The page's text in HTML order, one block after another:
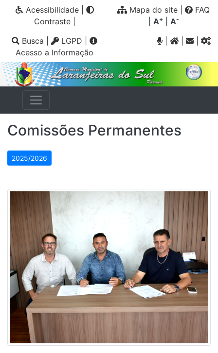
Acessibilidade|
Contraste|
Mapa do site
FAQ
A+ A-
Busca LGPD
Acesso a Informação
|
Comissões Permanentes
2025/2026